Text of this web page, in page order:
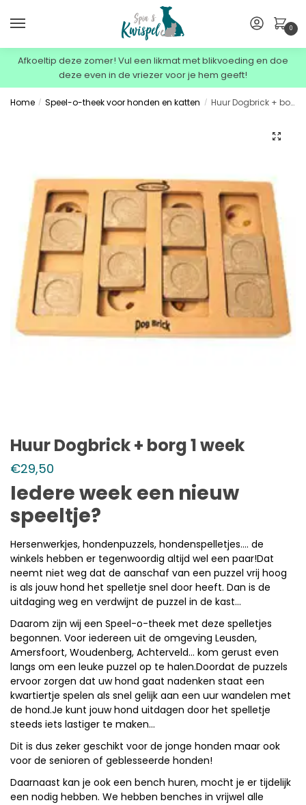
0
Afkoeltip deze zomer! Vul een likmat met blikvoeding en doe
deze even in de vriezer voor je hem geeft!
Home / Speel-o-theek voor honden en katten / Huur Dogbrick + borg 1 week
Huur Dogbrick + borg 1 week
€29,50
Iedere week een nieuw
speeltje?
Hersenwerkjes, hondenpuzzels, hondenspelletjes…. de
winkels hebben er tegenwoordig altijd wel een paar!Dat
neemt niet weg dat de aanschaf van een puzzel vrij hoog
is als jouw hond het spelletje snel door heeft. Dan is de
uitdaging weg en verdwijnt de puzzel in de kast…
Daarom zijn wij een Speel-o-theek met deze spelletjes
begonnen. Voor iedereen uit de omgeving Leusden,
Amersfoort, Woudenberg, Achterveld… kom gerust even
langs om een leuke puzzel op te halen.Doordat de puzzels
ervoor zorgen dat uw hond gaat nadenken staat een
kwartiertje spelen als snel gelijk aan een uur wandelen met
de hond.Je kunt jouw hond uitdagen door het spelletje
steeds iets lastiger te maken…
Dit is dus zeker geschikt voor de jonge honden maar ook
voor de senioren of geblesseerde honden!
Daarnaast kan je ook een bench huren, mocht je er tijdelijk
een nodig hebben. We hebben benches in vrijwel alle